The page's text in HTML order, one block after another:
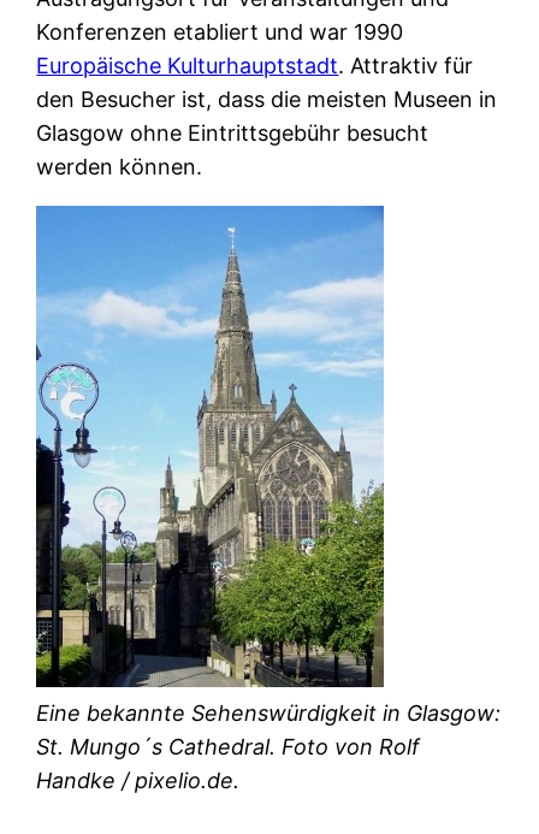
Konferenzen etabliert und war 1990
Europäische Kulturhauptstadt. Attraktiv für
den Besucher ist, dass die meisten Museen in
Glasgow ohne Eintrittsgebühr besucht
werden können.
Eine bekannte Sehenswürdigkeit in Glasgow:
St. Mungo´s Cathedral. Foto von Rolf
Handke / pixelio.de.